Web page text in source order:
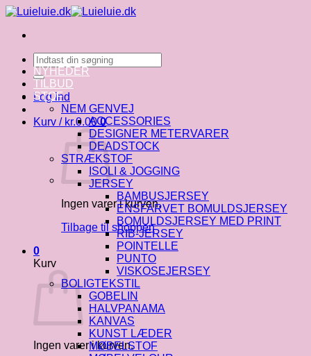
Fortsæt
indhold
Søg
efter:
Log ind
Kurv / kr.0.00 0
Ingen varer i kurven.
Tilbage til shoppen
0
Kurv
Ingen varer i kurven.
NYHEDER
TILBUD
STOF
NEM GENVEJ
ACCESSORIES
DESIGNER METERVARER
DEADSTOCK
STRÆKSTOF
ISOLI & JOGGING
JERSEY
BAMBUSJERSEY
ENSFARVET BOMULDSJERSEY
BOMULDSJERSEY MED PRINT
RIB-JERSEY
POINTELLE
PUNTO
VISKOSEJERSEY
BOLIGTEKSTIL
GOBELIN
HALVPANAMA
KANVAS
KUNST LÆDER
MØBELSTOF